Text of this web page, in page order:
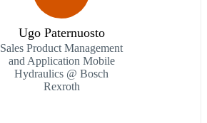
Ugo Paternuosto
Sales Product Management
and Application Mobile
Hydraulics @ Bosch
Rexroth